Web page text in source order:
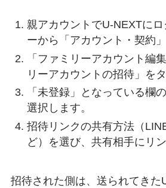
親アカウントでU-NEXTに
ーから「アカウント・契約
「ファミリーアカウント編
リーアカウントの招待」を
「未登録」となっている欄
選択します。
招待リンクの共有方法（
ど）を選び、共有相手にリ
招待された側は、送られてきた